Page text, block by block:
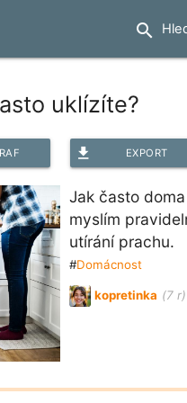
search
uklízíte?
file_download EXPORT
Jak často
myslím
utírání prachu.
#Domácnost
kopretinka (7 r)